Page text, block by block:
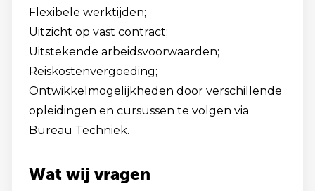
Flexibele werktijden;
Uitzicht op vast contract;
Uitstekende arbeidsvoorwaarden;
Reiskostenvergoeding;
Ontwikkelmogelijkheden door verschillende
opleidingen en cursussen te volgen via
Bureau Techniek.
Wat wij vragen